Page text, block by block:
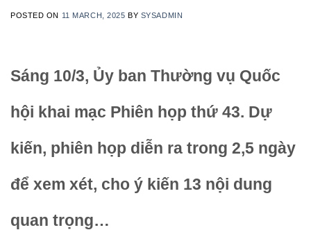
POSTED ON 11 MARCH, 2025 BY SYSADMIN
Sáng 10/3, Ủy ban Thường vụ Quốc
hội khai mạc Phiên họp thứ 43. Dự
kiến, phiên họp diễn ra trong 2,5 ngày
để xem xét, cho ý kiến 13 nội dung
quan trọng…